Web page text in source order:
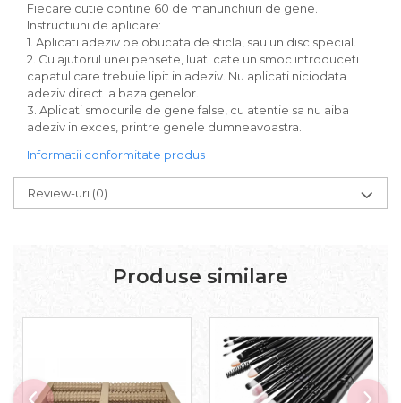
Fiecare cutie contine 60 de manunchiuri de gene.
Instructiuni de aplicare:
1. Aplicati adeziv pe obucata de sticla, sau un disc special.
2. Cu ajutorul unei pensete, luati cate un smoc introduceti
capatul care trebuie lipit in adeziv. Nu aplicati niciodata
adeziv direct la baza genelor.
3. Aplicati smocurile de gene false, cu atentie sa nu aiba
adeziv in exces, printre genele dumneavoastra.
Informatii conformitate produs
Review-uri (0)
Produse similare